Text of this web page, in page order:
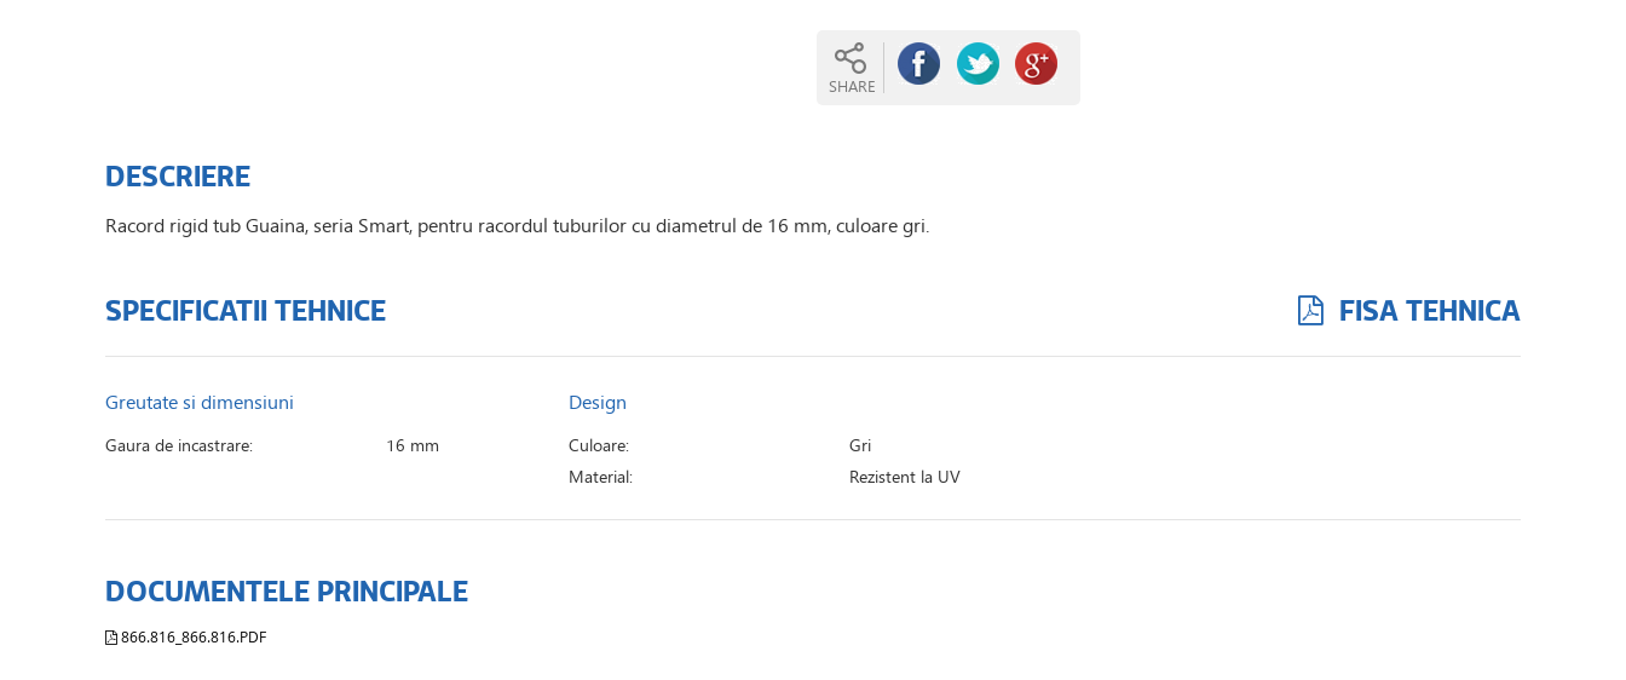
SHARE
DESCRIERE
Racord rigid tub Guaina, seria Smart, pentru racordul tuburilor cu diametrul de 16 mm, culoare gri.
SPECIFICATII TEHNICE FISA TEHNICA
Greutate si dimensiuni
Gaura de incastrare: 16 mm
Design
Culoare:
Gri
Material:
Rezistent la UV
DOCUMENTELE PRINCIPALE
866.816_866.816.PDF